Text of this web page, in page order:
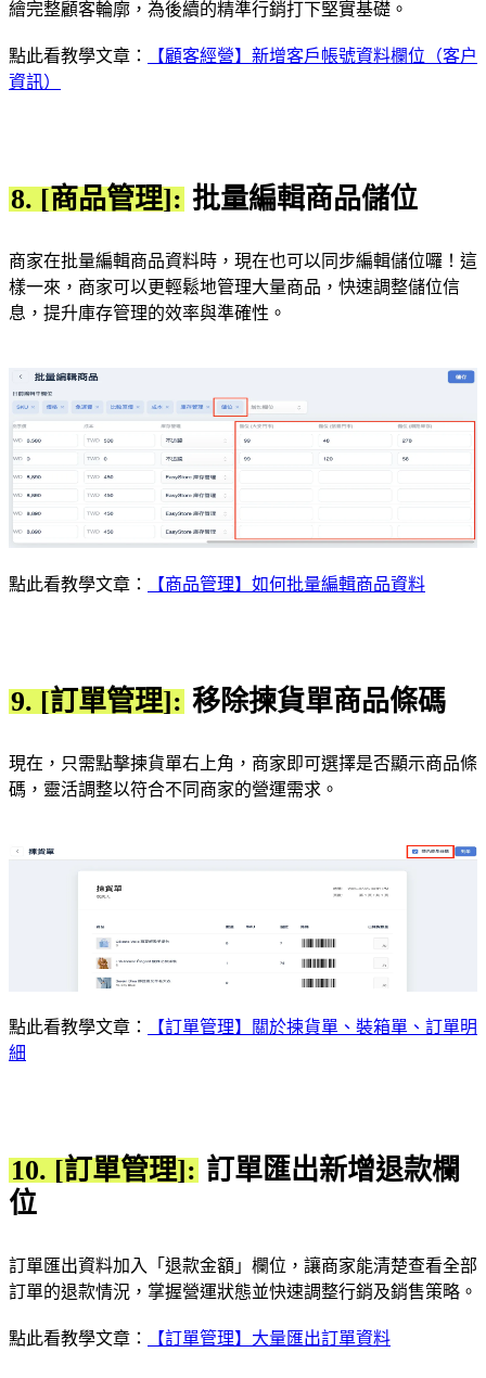
繪完整顧客輪廓，為後續的精準行銷打下堅實基礎。
點此看教學文章：
【顧客經營】新增客戶帳號資料欄位（客户
資訊）
8. [商品管理]: 批量編輯商品儲位
商家在批量編輯商品資料時，現在也可以同步編輯儲位囉！這
樣一來，商家可以更輕鬆地管理大量商品，快速調整儲位信
息，提升庫存管理的效率與準確性。
點此看教學文章： 【商品管理】如何批量編輯商品資料
9. [訂單管理]: 移除揀貨單商品條碼
現在，只需點擊揀貨單右上角，商家即可選擇是否顯示商品條
碼，靈活調整以符合不同商家的營運需求。
點此看教學文章：
【訂單管理】關於揀貨單、裝箱單、訂單明
細
10. [訂單管理]: 訂單匯出新增退款欄
位
訂單匯出資料加入「退款金額」欄位，讓商家能清楚查看全部
訂單的退款情況，掌握營運狀態並快速調整行銷及銷售策略。
點此看教學文章： 【訂單管理】大量匯出訂單資料